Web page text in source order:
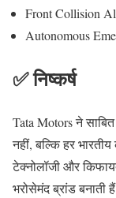
Front Collision
Autonomous
✅ निष्कर्ष
Tata Motors ने
नहीं, बल्कि हर
टेक्नोलॉजी और
भरोसेमंद ब्रांड बनाती